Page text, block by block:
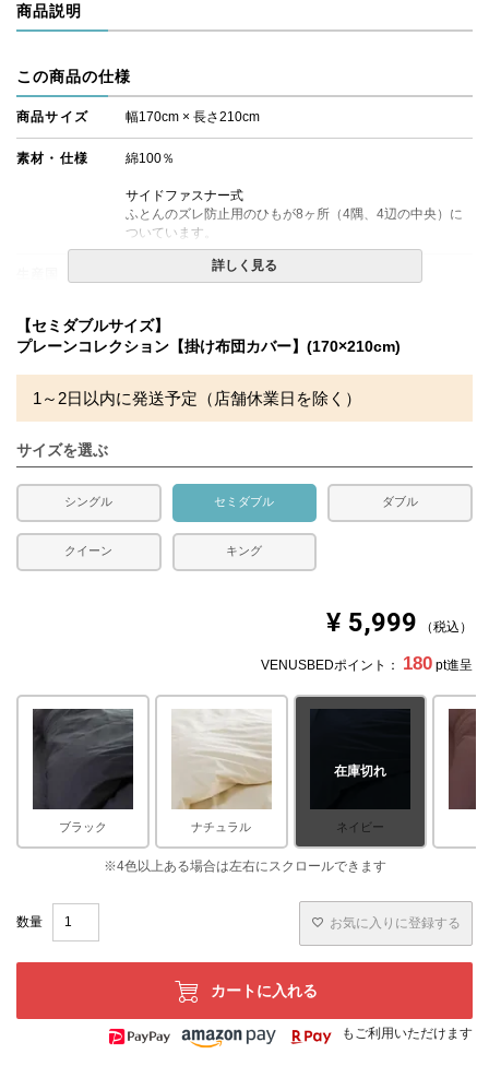
商品説明
この商品の仕様
商品サイズ 幅170cm × 長さ210cm
素材・仕様 綿100％
サイドファスナー式
ふとんのズレ防止用のひもが8ヶ所（4隅、4辺の中央）に
ついています。
備考
・配達日指定ＯＫ！
※北海道・沖縄・離島等一部地域へのお届けは別途送料が
発生する場合がございます。また、発送予定も変更になる
詳しく見る
【セミダブルサイズ】
プレーンコレクション【掛け布団カバー】(170×210cm)
1～2日以内に発送予定（店舗休業日を除く）
サイズを選ぶ
シングル セミダブル ダブル
クイーン キング
¥ 5,999 税込
VENUSBEDポイント： 180 pt進呈
ブラック ナチュラル ネイビー
在庫切れ
お気に入りに登録する
カートに入れる
もご利用いただけます